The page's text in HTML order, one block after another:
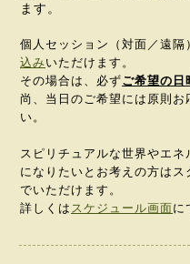
ます。
個人セッション（対面／遠隔
込みいただけます。
その場合は、必ずご希望の日
尚、当日のご希望には原則
い。
スピリチュアルな世界やエ
になりたいとお考えの方は
でいただけます。
詳しくは スケジュール画面に